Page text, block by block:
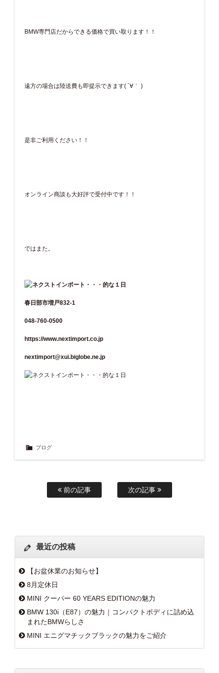
BMW専門店だからできる価格で買い取ります！！
遠方の場合は陸送費も即提示できます( ´∀｀ )
是非ご利用ください！！
オンライン商談も大好評で受付中です！！
ではまた。
春日部市増戸832-1
048-760-0500
https://www.nextimport.co.jp
nextimport@xui.biglobe.ne.jp
ブログ
前の記事 次の記事
最近の投稿
【お盆休業のお知らせ】
8月定休日
MINI クーパー 60 YEARS EDITIONの魅力
BMW 130i（E87）の魅力｜コンパクトボディに詰め込
まれたBMWらしさ
MINI エニグマチックブラックの魅力をご紹介